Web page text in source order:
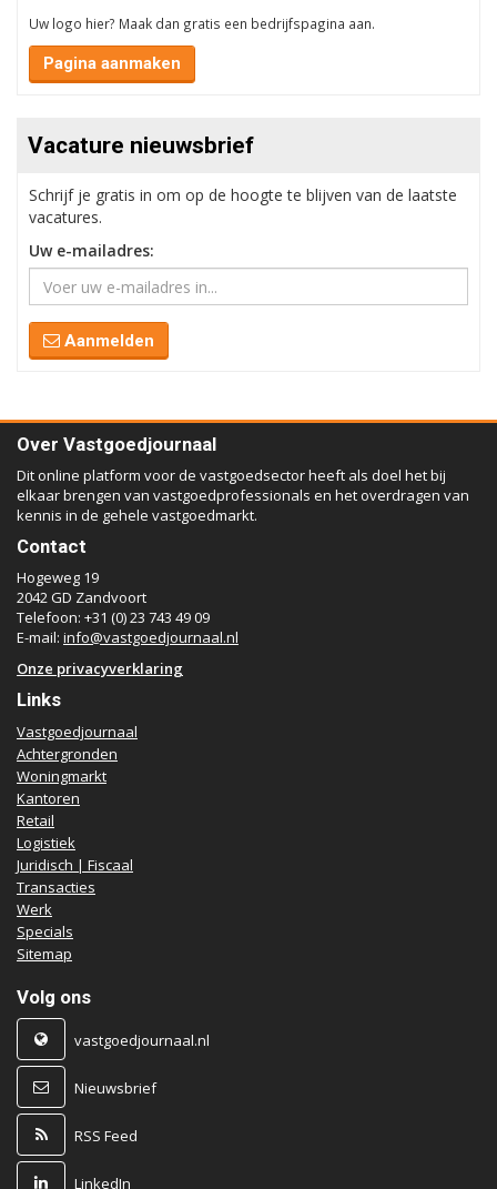
Uw logo hier? Maak dan gratis een bedrijfspagina aan.
Pagina aanmaken
Vacature nieuwsbrief
Schrijf je gratis in om op de hoogte te blijven van de laatste
vacatures.
Uw e-mailadres:
Aanmelden
Over Vastgoedjournaal
Dit online platform voor de vastgoedsector heeft als doel het bij
elkaar brengen van vastgoedprofessionals en het overdragen van
kennis in de gehele vastgoedmarkt.
Contact
Hogeweg 19
2042 GD Zandvoort
Telefoon: +31 (0) 23 743 49 09
E-mail: info@vastgoedjournaal.nl
Onze privacyverklaring
Links
Vastgoedjournaal
Achtergronden
Woningmarkt
Kantoren
Retail
Logistiek
Juridisch | Fiscaal
Transacties
Werk
Specials
Sitemap
Volg ons
vastgoedjournaal.nl
Nieuwsbrief
RSS Feed
LinkedIn